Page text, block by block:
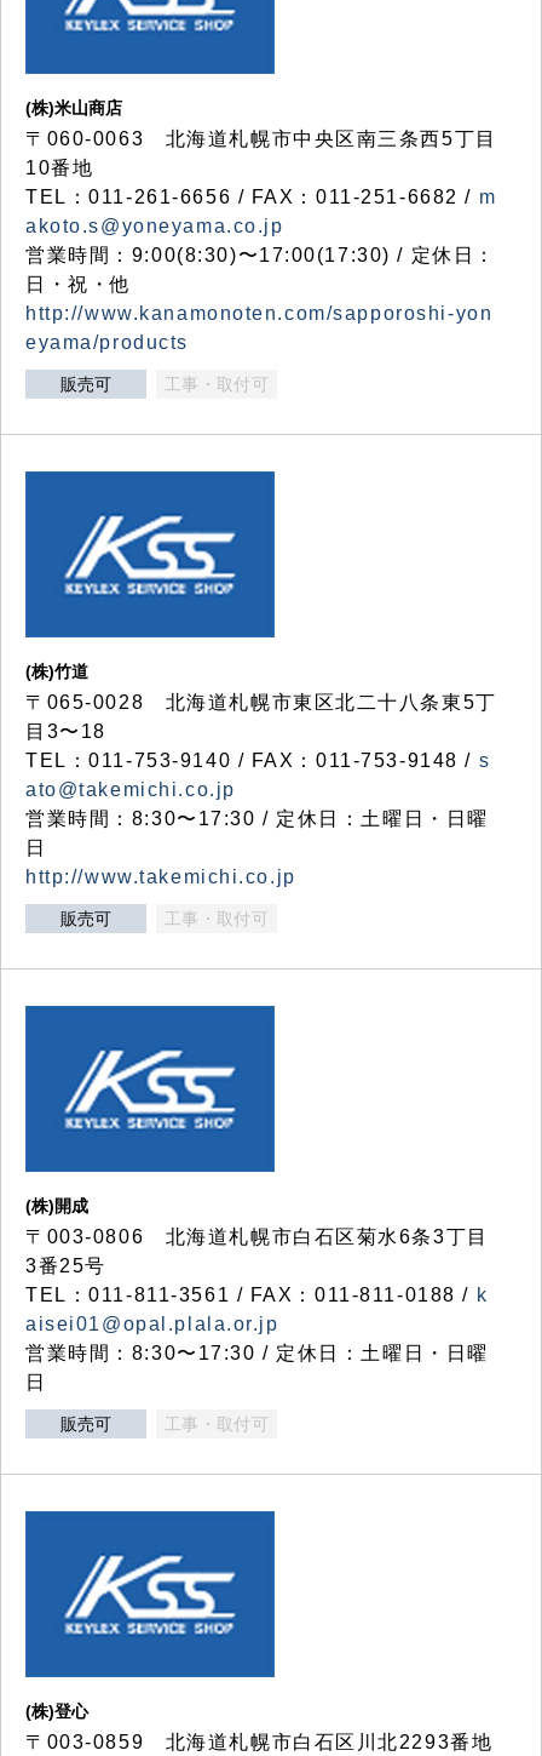
(株)米山商店
〒060-0063 北海道札幌市中央区南三条西5丁目
10番地
TEL：011-261-6656 / FAX：011-251-6682 / m
akoto.s@yoneyama.co.jp
営業時間：9:00(8:30)〜17:00(17:30) / 定休日：
日・祝・他
http://www.kanamonoten.com/sapporoshi-yon
eyama/products
販売可 工事・取付可
(株)竹道
〒065-0028 北海道札幌市東区北二十八条東5丁
目3〜18
TEL：011-753-9140 / FAX：011-753-9148 / s
ato@takemichi.co.jp
営業時間：8:30〜17:30 / 定休日：土曜日・日曜
日
http://www.takemichi.co.jp
販売可 工事・取付可
(株)開成
〒003-0806 北海道札幌市白石区菊水6条3丁目
3番25号
TEL：011-811-3561 / FAX：011-811-0188 / k
aisei01@opal.plala.or.jp
営業時間：8:30〜17:30 / 定休日：土曜日・日曜
日
販売可 工事・取付可
(株)登心
〒003-0859 北海道札幌市白石区川北2293番地